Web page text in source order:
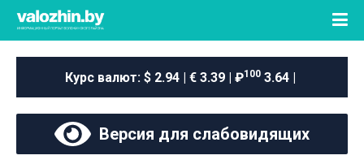
Курс валют: $ 2.94 | € 3.39 | ₽100 3.64 |
Версия для слабовидящих